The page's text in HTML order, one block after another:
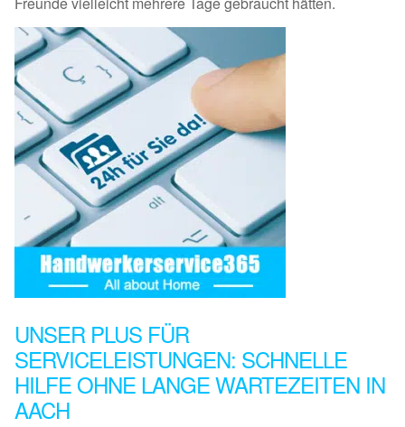
UNSER PLUS FÜR
SERVICELEISTUNGEN: SCHNELLE
HILFE OHNE LANGE WARTEZEITEN IN
AACH